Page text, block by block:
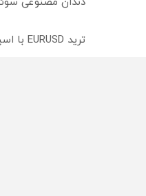
ترید EURUSD با اسپرد از صفر پیپ